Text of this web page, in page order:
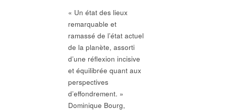
« Un état des lieux
remarquable et
ramassé de l’état actuel
de la planète, assorti
d’une réflexion incisive
et équilibrée quant aux
perspectives
d’effondrement. »
Dominique Bourg,